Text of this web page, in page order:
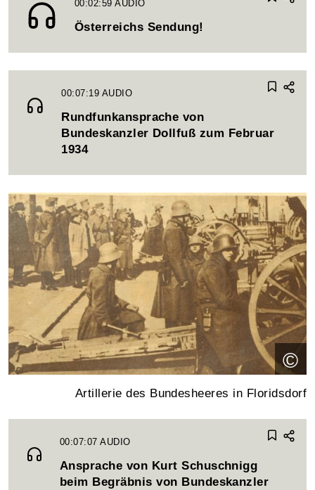
00:02:59AUDIO
Österreichs Sendung!
00:07:19 AUDIO
Rundfunkansprache von
Bundeskanzler Dollfuß zum Februar
1934
©
Artillerie des Bundesheeres in Floridsdorf
00:07:07AUDIO
Ansprache von Kurt Schuschnigg
beim Begräbnis von Bundeskanzler